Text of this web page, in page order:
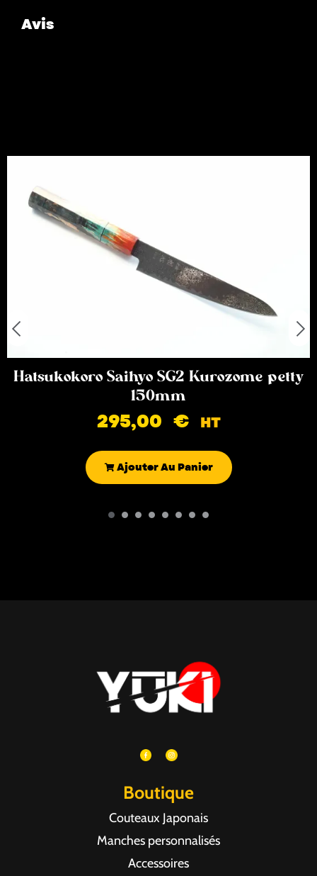
Avis
Hatsukokoro Saihyo SG2 Kurozome petty
150mm
295,00 € HT
Ajouter Au Panier
Boutique
Couteaux Japonais
Manches personnalisés
Accessoires